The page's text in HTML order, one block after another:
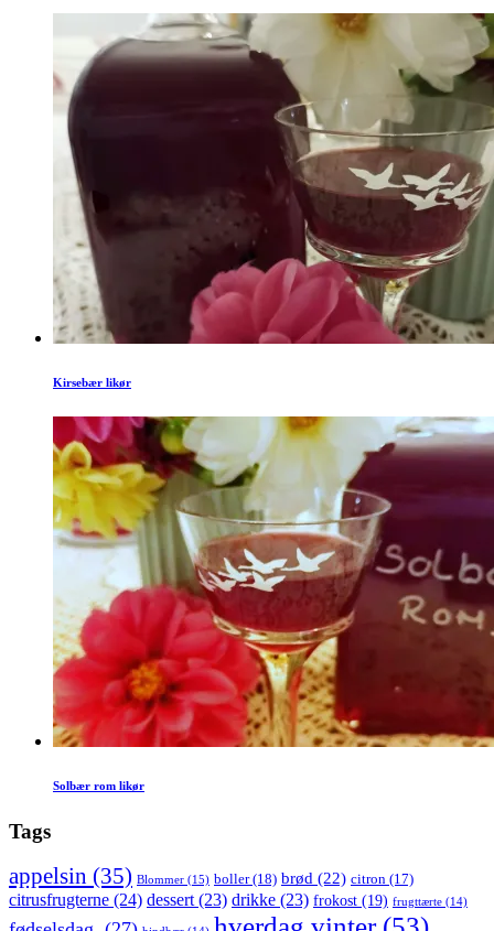
Kirsebær likør
Solbær rom likør
Tags
appelsin (35) Blommer (15) boller(18) brød (22) citron (17)
citrusfrugterne (24) dessert(23) drikke (23) frokost (19) frugttærte (14)